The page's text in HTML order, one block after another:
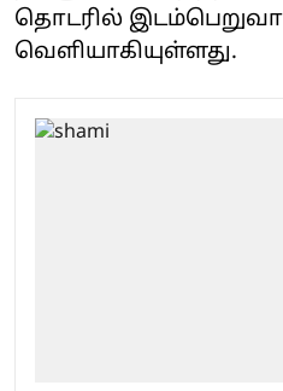
தொடரில்
வெளியாகியுள்ளது.